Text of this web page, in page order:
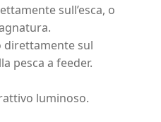
sull’esca, o
direttamente sul
pesca a feeder.
luminoso.